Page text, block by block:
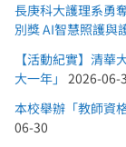
長庚科大護理系勇
別獎 AI智慧照護與
【活動紀實】清
大一年」 2026-06-
本校舉辦「教師資
06-30